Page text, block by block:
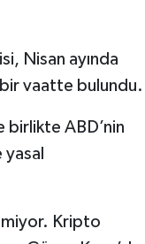
Nisan ayında
vaatte bulundu.
birlikte ABD’nin
Kripto